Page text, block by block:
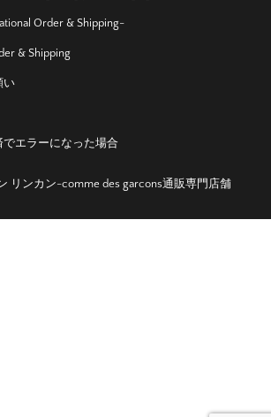
Order & Shipping-
& Shipping
い
エラーになった場合
リンカン-comme des garcons通販専門店舗